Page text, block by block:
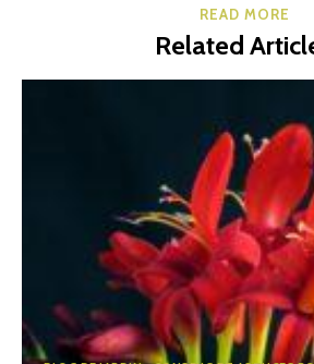
READ MORE
Related